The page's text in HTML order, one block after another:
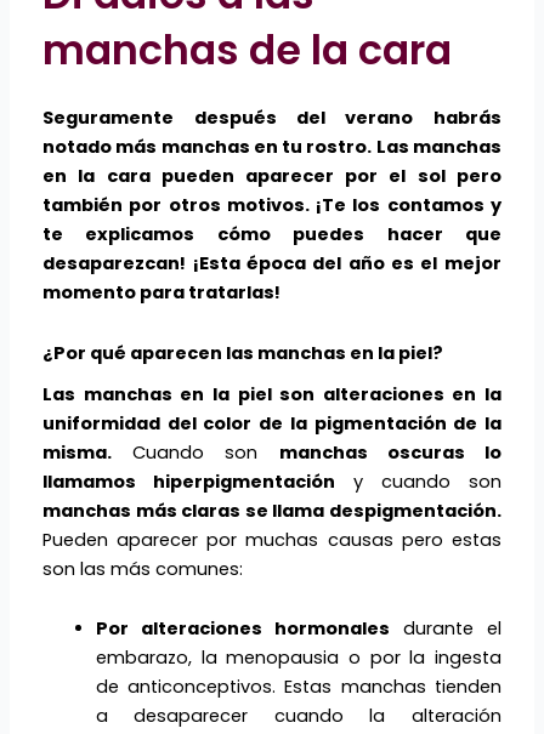
manchas de la cara
Seguramente después del verano habrás
notado más manchas en tu rostro. Las manchas
en la cara pueden aparecer por el sol pero
también por otros motivos. ¡Te los contamos y
te explicamos cómo puedes hacer que
desaparezcan! ¡Esta época del año es el mejor
momento para tratarlas!
¿Por qué aparecen las manchas en la piel?
Las manchas en la piel son alteraciones en la
uniformidad del color de la pigmentación de la
misma. Cuando son manchas oscuras lo
llamamos hiperpigmentación y cuando son
manchas más claras se llama despigmentación.
Pueden aparecer por muchas causas pero estas
son las más comunes:
Por alteraciones hormonales durante el
embarazo, la menopausia o por la ingesta
de anticonceptivos. Estas manchas tienden
a desaparecer cuando la alteración